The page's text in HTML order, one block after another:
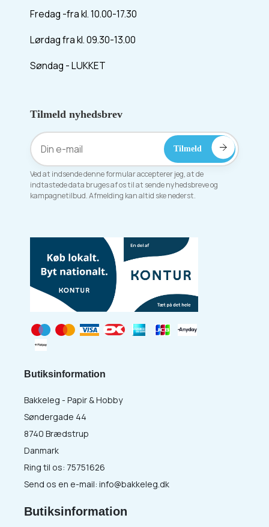
Fredag -fra kl. 10.00-17.30
Lørdag fra kl. 09.30-13.00
Søndag - LUKKET
Tilmeld nyhedsbrev
Ved at indsende denne formular accepterer jeg, at de
indtastede data bruges af os til at sende nyhedsbreve og
kampagnetilbud. Afmelding kan altid ske nederst.
Butiksinformation
Bakkeleg - Papir & Hobby
Søndergade 44
8740 Brædstrup
Danmark
Ring til os: 75751626
Send os en e-mail: info@bakkeleg.dk
Butiksinformation